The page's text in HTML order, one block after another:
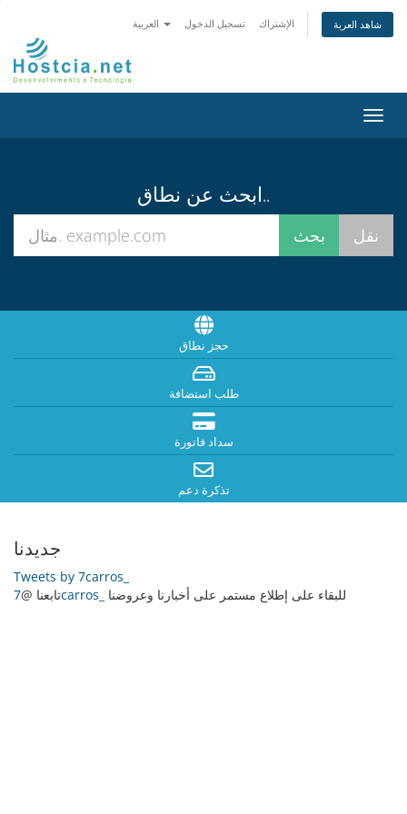
تسجيل الدخول الإشتراك شاهد العربة
تبديل
التنقل
ابحث عن نطاق..
حجز نطاق
طلب استضافة
سداد فاتورة
تذكرة دعم
جديدنا
Tweets by 7carros_
تابعنا @7carros_ للبقاء على إطلاع مستمر على أخبارنا وعروضنا